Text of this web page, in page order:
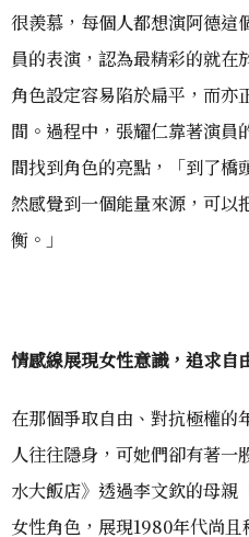
很羨慕，每個人都想演阿德這
員的表演，認為最精彩的就在
角色設定容易陷於扁平，而亦
間。過程中，張耀仁靠著演員
間找到角色的亮點，「到了橋
然感覺到一個能量來源，可以
衡。」
情感線展現女性意識，追求自
在那個爭取自由、對抗極權的
人往往隱身，可她們卻有著一
水大飯店》透過李文欽的母親
女性角色，展現1980年代尚